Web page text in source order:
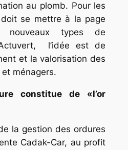
au plomb. Pour les
se mettre à la page
types de
l’idée est de
et la valorisation des
ménagers.
constitue de «l’or
la gestion des ordures
Cadak-Car, au profit